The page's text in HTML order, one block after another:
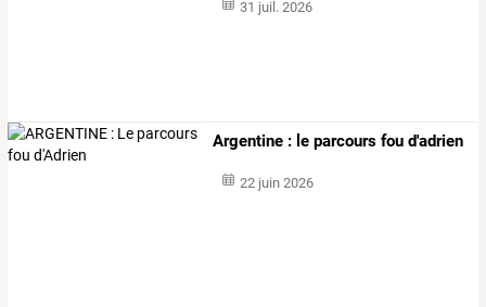
31 juil. 2026
Argentine : le parcours fou d'adrien
22 juin 2026